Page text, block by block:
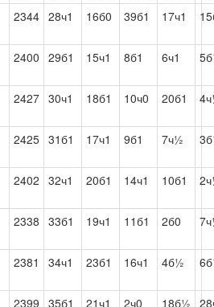
2344 28ч1 16б0 39б1 17ч1
2400 29б1 15ч1 8б1 6ч1
2427 30ч1 18б1 10ч0 20б1
2425 31б1 17ч1 9б1 7ч½
2402 32ч1 20б1 14ч1 10б1
2338 33б1 19ч1 11б1 2б0
2381 34ч1 23б1 16ч1 4б½
2399 35б1 21ч1 2ч0 18б½